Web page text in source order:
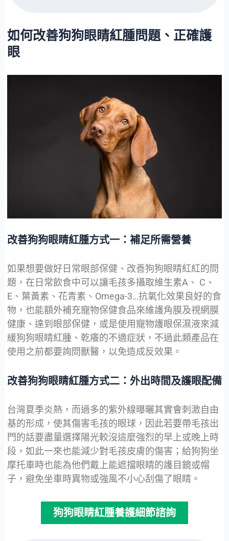
如何改善狗狗眼睛紅腫問題、正確護
眼
改善狗狗眼睛紅腫方式一：補足所需營養
如果想要做好日常眼部保健、改善狗狗眼睛紅紅的問
題，在日常飲食中可以讓毛孩多攝取維生素A、 C、
E、葉黃素、花青素、Omega-3…抗氧化效果良好的食
物，也能額外補充寵物保健食品來維護角膜及視網膜
健康、達到眼部保健，或是使用寵物護眼保濕液來減
緩狗狗眼睛紅腫、乾癢的不適症狀，不過此類產品在
使用之前都要詢問獸醫，以免造成反效果。
改善狗狗眼睛紅腫方式二：外出時間及護眼配備
台灣夏季炎熱，而過多的紫外線曝曬其實會刺激自由
基的形成，使其傷害毛孩的眼球，因此若要帶毛孩出
門的話要盡量選擇陽光較沒這麼強烈的早上或晚上時
段，如此一來也能減少對毛孩皮膚的傷害；給狗狗坐
摩托車時也能為他們戴上能遮擋眼睛的護目鏡或帽
子，避免坐車時異物或強風不小心刮傷了眼睛。
狗狗眼睛紅腫養護細節諮詢